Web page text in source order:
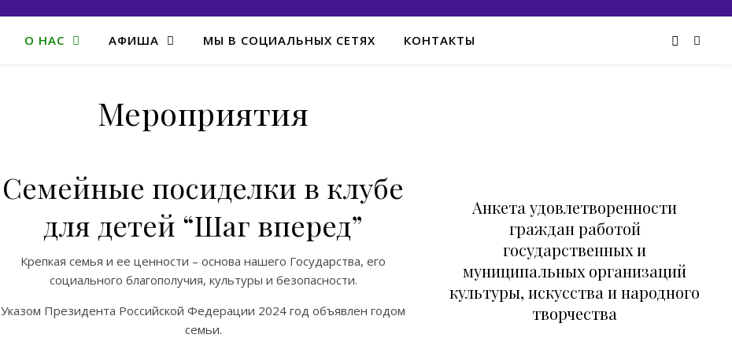
О НАС АФИША МЫ В СОЦИАЛЬНЫХ СЕТЯХ КОНТАКТЫ
Мероприятия
Семейные посиделки в клубе
для детей “Шаг вперед”
Крепкая семья и ее ценности – основа нашего Государства, его
социального благополучия, культуры и безопасности.
Указом Президента Российской Федерации 2024 год объявлен годом
семьи.
Анкета удовлетворенности
граждан работой
государственных и
муниципальных организаций
культуры, искусства и народного
творчества